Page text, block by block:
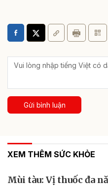
Gửi bình luận
XEM THÊM SỨC KHỎE
Mùi tàu: Vị thuốc đa